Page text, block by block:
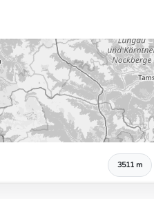
3511 m